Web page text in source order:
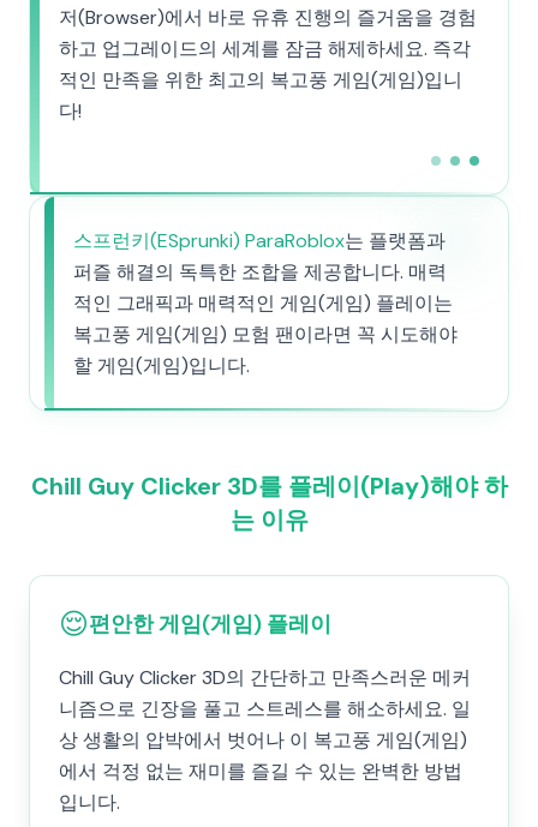
저(Browser)에서 바로 유휴 진행의 즐거움을 경험
하고 업그레이드의 세계를 잠금 해제하세요. 즉각
적인 만족을 위한 최고의 복고풍 게임(게임)입니
다!
스프런키(ESprunki) ParaRoblox는 플랫폼과
퍼즐 해결의 독특한 조합을 제공합니다. 매력
적인 그래픽과 매력적인 게임(게임) 플레이는
복고풍 게임(게임) 모험 팬이라면 꼭 시도해야
할 게임(게임)입니다.
Chill Guy Clicker 3D를 플레이(Play)해야 하
는 이유
😌편안한 게임(게임) 플레이
Chill Guy Clicker 3D의 간단하고 만족스러운 메커
니즘으로 긴장을 풀고 스트레스를 해소하세요. 일
상 생활의 압박에서 벗어나 이 복고풍 게임(게임)
에서 걱정 없는 재미를 즐길 수 있는 완벽한 방법
입니다.